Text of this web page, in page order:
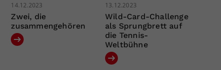
14.12.2023
Zwei, die
zusammengehören
13.12.2023
Wild-Card-Challenge
als Sprungbrett auf
die Tennis-
Weltbühne